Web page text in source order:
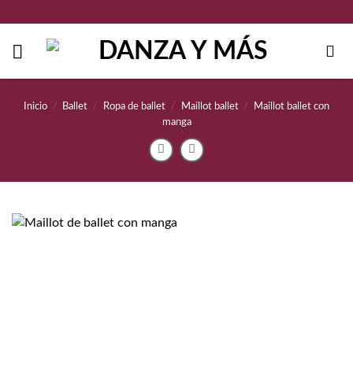
contenido
Inicio / Ballet / Ropa de ballet / Maillot ballet /
Maillot ballet con
manga